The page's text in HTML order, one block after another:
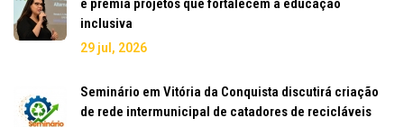
e premia projetos que fortalecem a educação
inclusiva
29 jul, 2026
Seminário em Vitória da Conquista discutirá criação
de rede intermunicipal de catadores de recicláveis